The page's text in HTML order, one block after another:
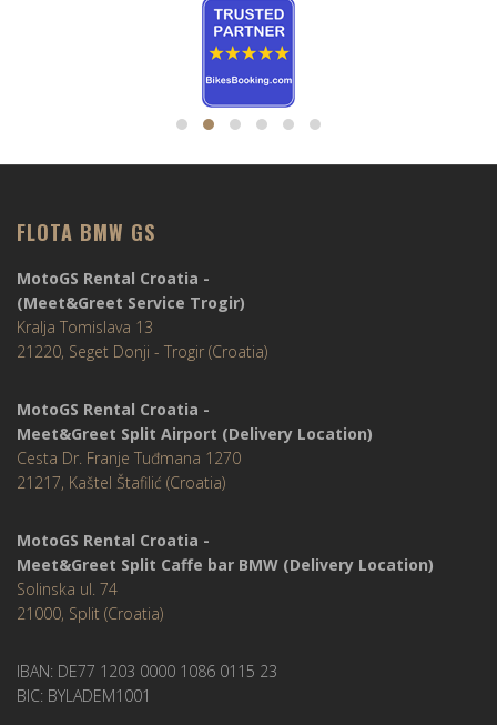
FLOTA BMW GS
MotoGS Rental Croatia -
(Meet&Greet Service Trogir)
Kralja Tomislava 13
21220, Seget Donji - Trogir (Croatia)
MotoGS Rental Croatia -
Meet&Greet Split Airport (Delivery Location)
Cesta Dr. Franje Tuđmana 1270
21217, Kaštel Štafilić (Croatia)
MotoGS Rental Croatia -
Meet&Greet Split Caffe bar BMW (Delivery Location)
Solinska ul. 74
21000, Split (Croatia)
IBAN: DE77 1203 0000 1086 0115 23
BIC: BYLADEM1001